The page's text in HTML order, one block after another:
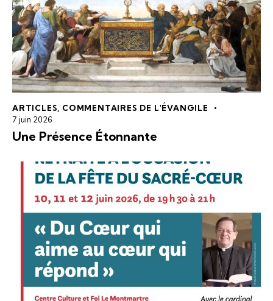
ARTICLES COMMENTAIRES DE L'ÉVANGILE
7 juin 2026
Une Présence Étonnante